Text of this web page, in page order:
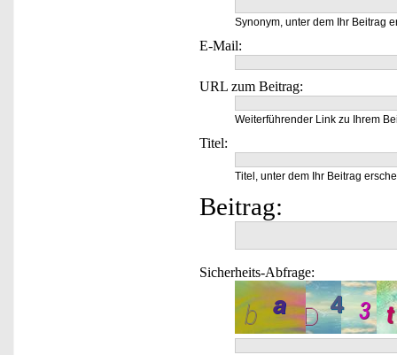
Synonym, unter dem Ihr Beitrag
E-Mail:
URL zum Beitrag:
Weiterführender Link zu Ihrem
Titel:
Titel, unter dem Ihr Beitrag
Beitrag:
Sicherheits-Abfrage: